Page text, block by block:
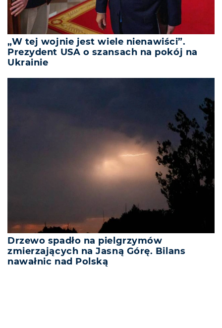
„W tej wojnie jest wiele nienawiści”.
Prezydent USA o szansach na pokój na
Ukrainie
Drzewo spadło na pielgrzymów
zmierzających na Jasną Górę. Bilans
nawałnic nad Polską